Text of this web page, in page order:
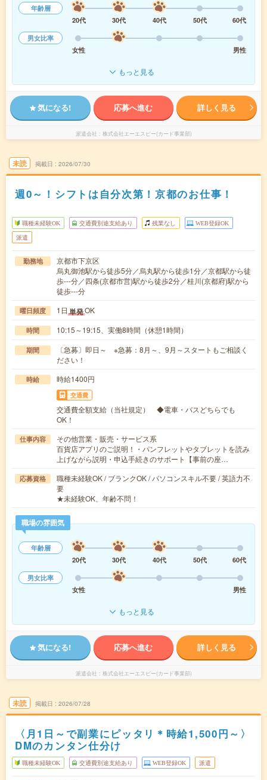
年齢層
20代
30代 40代 50代
60代
男女比率
女性
男性
もっと見る
気になる! 応募へ進む 詳しく見る
派遣会社 株式会社エーエスピー(カード事業部)
未読 掲載日 2026/07/30
週0～！シフトは自分次第！京都のお仕事！
職種未経験OK 交通費別途支給あり 残業なし WEB登録OK
派遣
勤務地
京都市下京区
烏丸御池駅から徒歩5分／烏丸駅から徒歩1分／京都駅から徒
歩---分／四条(京都市営)駅から徒歩2分／桂川(京都府)駅から
徒歩---分
曜日頻度 1日 単発OK
時間 10:15～19:15、実働8時間（休憩1時間）
期間
〔急募〕即日～ ※急募：8月～、9月～スタートもご相談く
ださい！
時給 時給1400円
交通費
交通費全額支給（当社規定） ◆電車・バスどちらでも
OK！
仕事内容
その他営業・販売・サービス系
百貨店アプリのご説明！・パンフレットやタブレットを読み
上げながら説明・申込手続きのサポート【事前の座…
応募資格
職種未経験OK / ブランクOK / パソコンスキル不要 / 英語力不
要
★未経験OK、年齢不問！
職場の雰囲気
年齢層
20代
30代 40代 50代
60代
男女比率
女性
男性
もっと見る
気になる! 応募へ進む 詳しく見る
派遣会社 株式会社エーエスピー(カード事業部)
未読 掲載日 2026/07/28
〈月1日～で副業にピッタリ＊時給1,500円～〉
DMのカンタン仕分け
職種未経験OK 交通費別途支給あり WEB登録OK 派遣